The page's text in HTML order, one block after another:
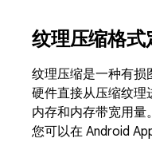
纹理压缩格式
纹理压缩是一种有损
硬件直接从压缩纹理
内存和内存带宽用量
您可以在 Android